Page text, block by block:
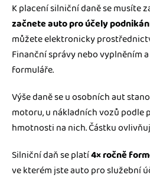
K placení silniční daně se musíte
začnete auto pro účely
můžete elektronicky
Finanční správy nebo vyplněním
formuláře.
Výše daně se u osobních aut
motoru, u nákladních vozů podle
hmotnosti na nich. Částku
Silniční daň se platí4× ročně
ve kterém jste auto pro služební